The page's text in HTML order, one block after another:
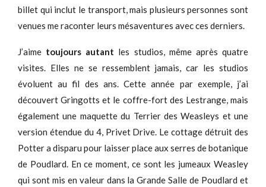
billet qui inclut le transport, mais plusieurs personnes sont
venues me raconter leurs mésaventures avec ces derniers.
J’aime toujours autant les studios, même après quatre
visites. Elles ne se ressemblent jamais, car les studios
évoluent au fil des ans. Cette année par exemple, j’ai
découvert Gringotts et le coffre-fort des Lestrange, mais
également une maquette du Terrier des Weasleys et une
version étendue du 4, Privet Drive. Le cottage détruit des
Potter a disparu pour laisser place aux serres de botanique
de Poudlard. En ce moment, ce sont les jumeaux Weasley
qui sont mis en valeur dans la Grande Salle de Poudlard et